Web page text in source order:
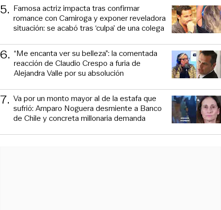
5. Famosa actriz impacta tras confirmar
romance con Camiroga y exponer reveladora
situación: se acabó tras ‘culpa’ de una colega
6. “Me encanta ver su belleza”: la comentada
reacción de Claudio Crespo a furia de
Alejandra Valle por su absolución
7. Va por un monto mayor al de la estafa que
sufrió: Amparo Noguera desmiente a Banco
de Chile y concreta millonaria demanda